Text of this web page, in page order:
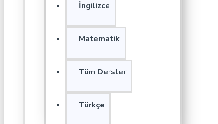
İngilizce
Matematik
Tüm Dersler
Türkçe